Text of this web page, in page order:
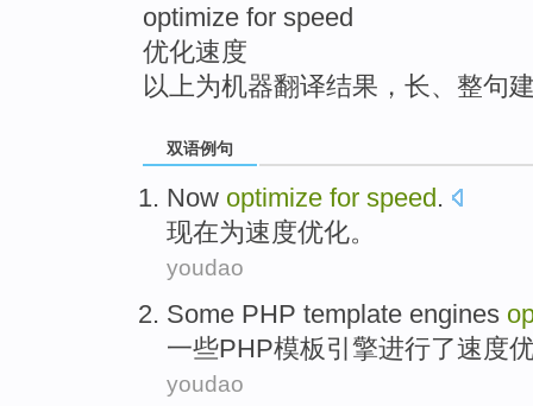
optimize for speed
优化速度
以上为机器翻译结果，长、整句
双语例句
Now optimize for speed .
现在为速度优化。
youdao
Some PHP template engines
一些PHP模板 引擎进行了速度
youdao